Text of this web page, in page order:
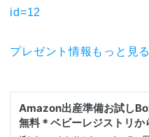
id=12
プレゼント情報もっと見る